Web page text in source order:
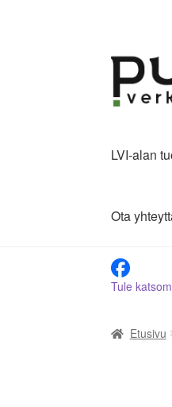
navigointiin
sisältöön
LVI-alan
Ota
Tule
Etusivu